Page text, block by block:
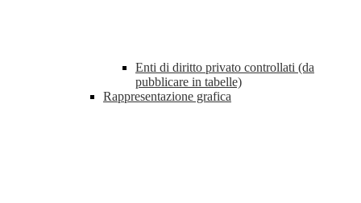
Enti di diritto privato controllati (da
pubblicare in tabelle)
Rappresentazione grafica